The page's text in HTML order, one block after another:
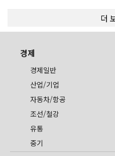
더
경제
경제일반
산업/기업
자동차/항공
조선/철강
유통
중기